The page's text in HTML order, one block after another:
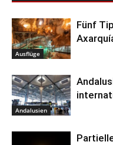
Ausflüge
Fünf
Andalusien